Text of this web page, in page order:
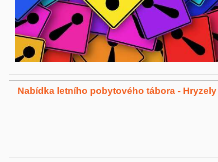
Nabídka letního pobytového tábora - Hryzely